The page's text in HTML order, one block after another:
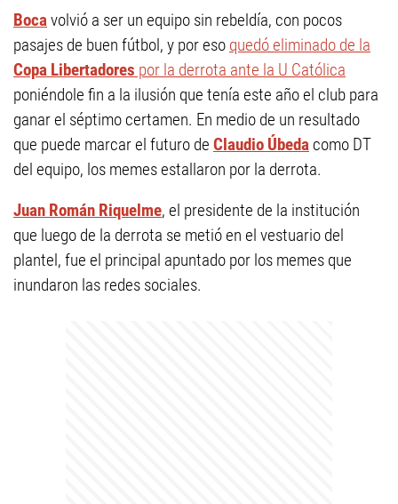
Bocavolvió a ser un equipo sin rebeldía, con pocos
pasajes de buen fútbol, y por eso quedó eliminado de la
Copa Libertadores por la derrota ante la U Católica
poniéndole fin a la ilusión que tenía este año el club para
ganar el séptimo certamen. En medio de un resultado
que puede marcar el futuro de Claudio Úbeda como DT
del equipo, los memes estallaron por la derrota.
Juan Román Riquelme, el presidente de la institución
que luego de la derrota se metió en el vestuario del
plantel, fue el principal apuntado por los memes que
inundaron las redes sociales.